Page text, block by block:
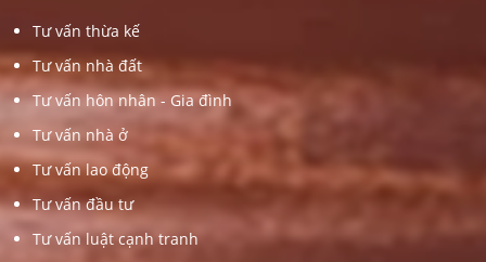
Tư vấn thừa kế
Tư vấn nhà đất
Tư vấn hôn nhân - Gia đình
Tư vấn nhà ở
Tư vấn lao động
Tư vấn đầu tư
Tư vấn luật cạnh tranh